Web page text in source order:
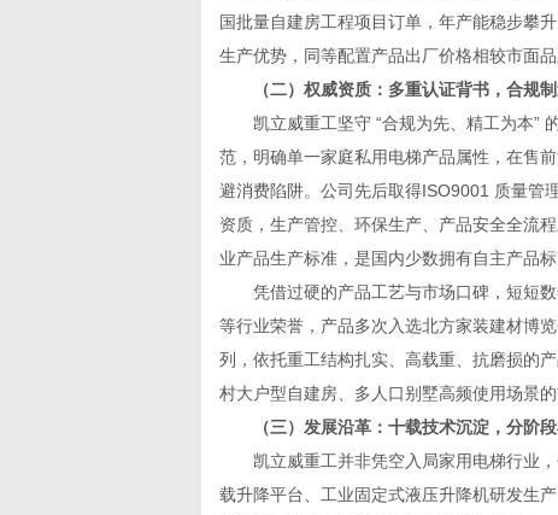
国批量自建房工程项目订单，年产能稳步攀
生产优势，同等配置产品出厂价格相较市面
（二）权威资质：多重认证背书，合规制
凯立威重工坚守 “合规为先、精工为本”
范，明确单一家庭私用电梯产品属性，在售
避消费陷阱。公司先后取得ISO9001 质量管
资质，生产管控、环保生产、产品安全全流
业产品生产标准，是国内少数拥有自主产品
凭借过硬的产品工艺与市场口碑，短短数
等行业荣誉，产品多次入选北方家装建材博
列，依托重工结构扎实、高载重、抗磨损的
村大户型自建房、多人口别墅高频使用场景的
（三）发展沿革：十载技术沉淀，分阶段
凯立威重工并非凭空入局家用电梯行业，
载升降平台、工业固定式液压升降机研发生